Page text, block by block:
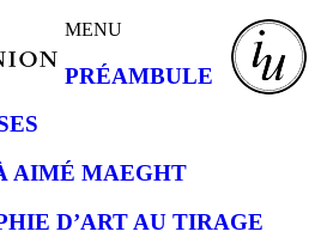
MENU
PRÉAMBULE
AIMÉ MAEGHT
D’ART AU TIRAGE